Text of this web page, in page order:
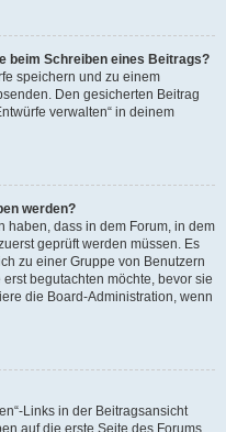
beim Schreiben eines Beitrags?
speichern und zu einem
Den gesicherten Beitrag
verwalten“ in deinem
werden?
haben, dass in dem Forum, in dem
geprüft werden müssen. Es
zu einer Gruppe von Benutzern
begutachten möchte, bevor sie
die Board-Administration, wenn
Links in der Beitragsansicht
auf die erste Seite des Forums